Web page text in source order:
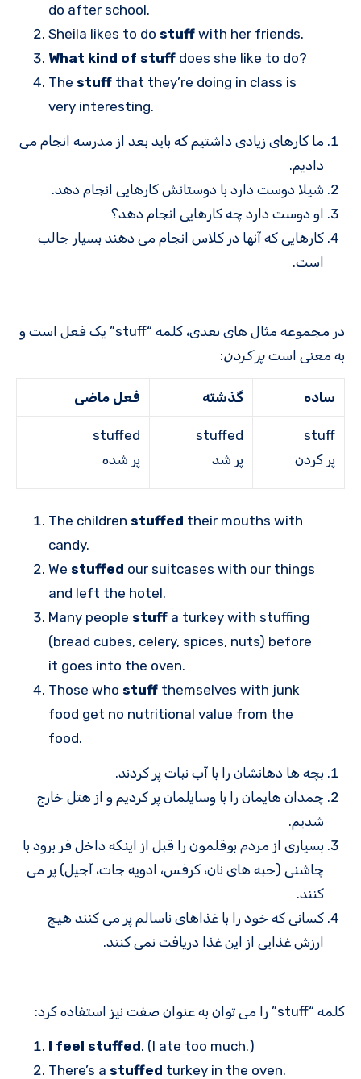
do after school.
Sheila likes to do stuff with her friends.
What kind of stuff does she like to do?
The stuff that they’re doing in class is
very interesting.
ما کارهای زیادی داشتیم که باید بعد از مدرسه انجام می
دادیم.
شیلا دوست دارد با دوستانش کارهایی انجام دهد.
او دوست دارد چه کارهایی انجام دهد؟
کارهایی که آنها در کلاس انجام می دهند بسیار جالب
است.
در مجموعه مثال های بعدی، کلمه “stuff” یک فعل است و
به معنی است پر کردن:
ساده گذشته فعل ماضی
stuff
پر کردن
stuffed
پر شد
stuffed
پر شده
The children stuffed their mouths with
candy.
We stuffed our suitcases with our things
and left the hotel.
Many people stuff a turkey with stuffing
(bread cubes, celery, spices, nuts) before
it goes into the oven.
Those who stuff themselves with junk
food get no nutritional value from the
food.
بچه ها دهانشان را با آب نبات پر کردند.
چمدان هایمان را با وسایلمان پر کردیم و از هتل خارج
شدیم.
بسیاری از مردم بوقلمون را قبل از اینکه داخل فر برود با
چاشنی (حبه های نان، کرفس، ادویه جات، آجیل) پر می
کنند.
کسانی که خود را با غذاهای ناسالم پر می کنند هیچ
ارزش غذایی از این غذا دریافت نمی کنند.
کلمه “stuff” را می توان به عنوان صفت نیز استفاده کرد:
I feel stuffed. (I ate too much.)
There’s a stuffed turkey in the oven.